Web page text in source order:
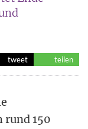
tweet teilen
150